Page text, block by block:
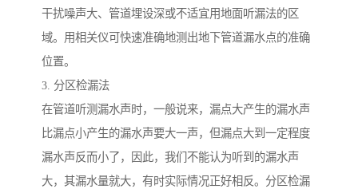
干扰噪声大、管道埋设深或不适宜用地面听漏法的区
域。用相关仪可快速准确地测出地下管道漏水点的准确
位置。
3. 分区检漏法
在管道听测漏水声时，一般说来，漏点大产生的漏水声
比漏点小产生的漏水声要大一声，但漏点大到一定程度
漏水声反而小了，因此，我们不能认为听到的漏水声
大，其漏水量就大，有时实际情况正好相反。分区检漏